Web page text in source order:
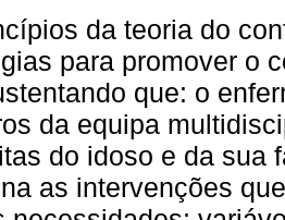
da teoria do
para promover o
que: o
da equipa
do idoso e da sua
as intervenções